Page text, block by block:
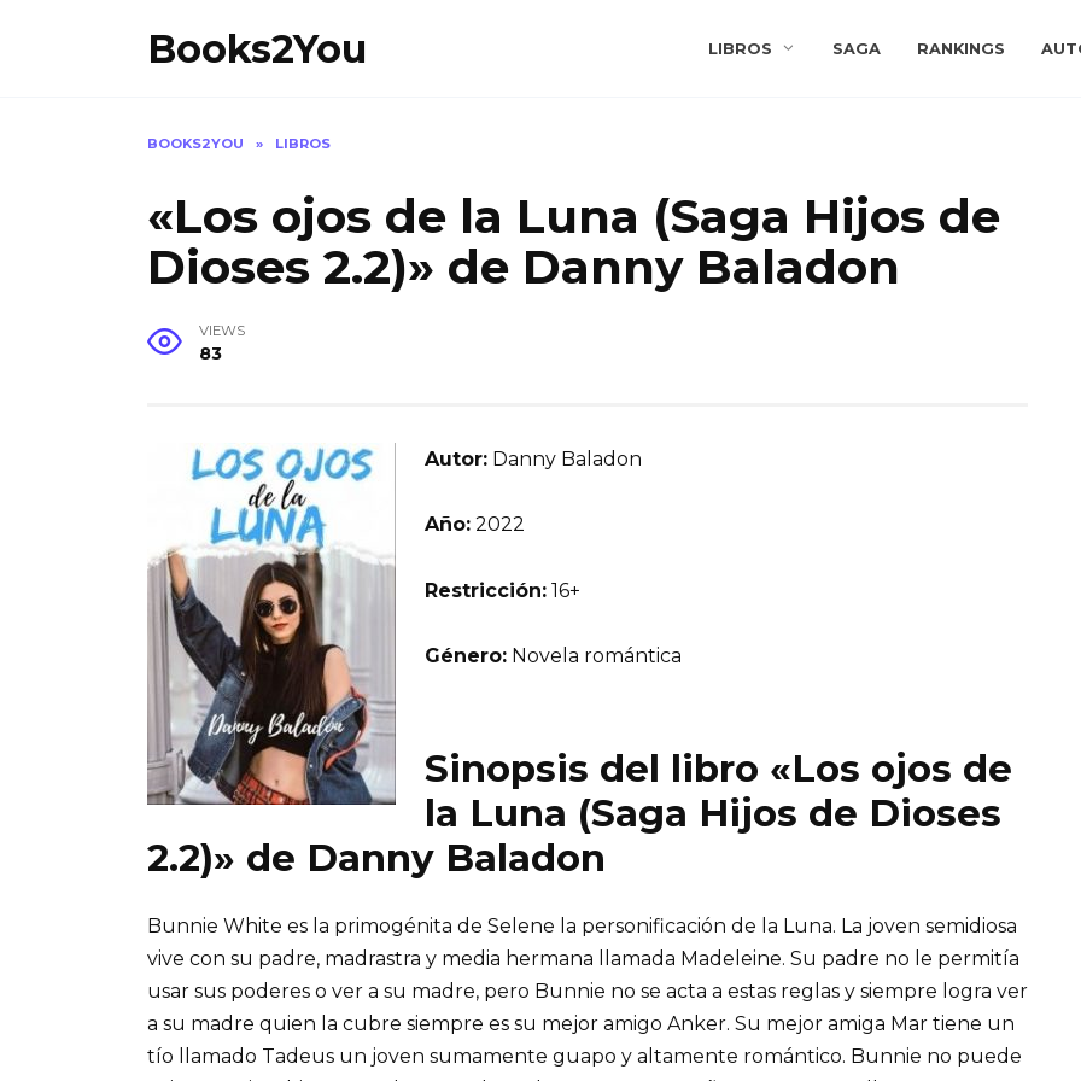
Books2You LIBROS SAGA RANKINGS
BOOKS2YOU » LIBROS
«Los ojos de la Luna (Saga Hijos de
Dioses 2.2)» de Danny Baladon
VIEWS
83
Autor: Danny Baladon
Año: 2022
Restricción: 16+
Género: Novela romántica
Sinopsis del libro «Los ojos de
la Luna (Saga Hijos de Dioses
2.2)» de Danny Baladon
Bunnie White es la primogénita de Selene la personificación de la Luna. La joven semidiosa
vive con su padre, madrastra y media hermana llamada Madeleine. Su padre no le permitía
usar sus poderes o ver a su madre, pero Bunnie no se acta a estas reglas y siempre logra ver
a su madre quien la cubre siempre es su mejor amigo Anker. Su mejor amiga Mar tiene un
tío llamado Tadeus un joven sumamente guapo y altamente romántico. Bunnie no puede